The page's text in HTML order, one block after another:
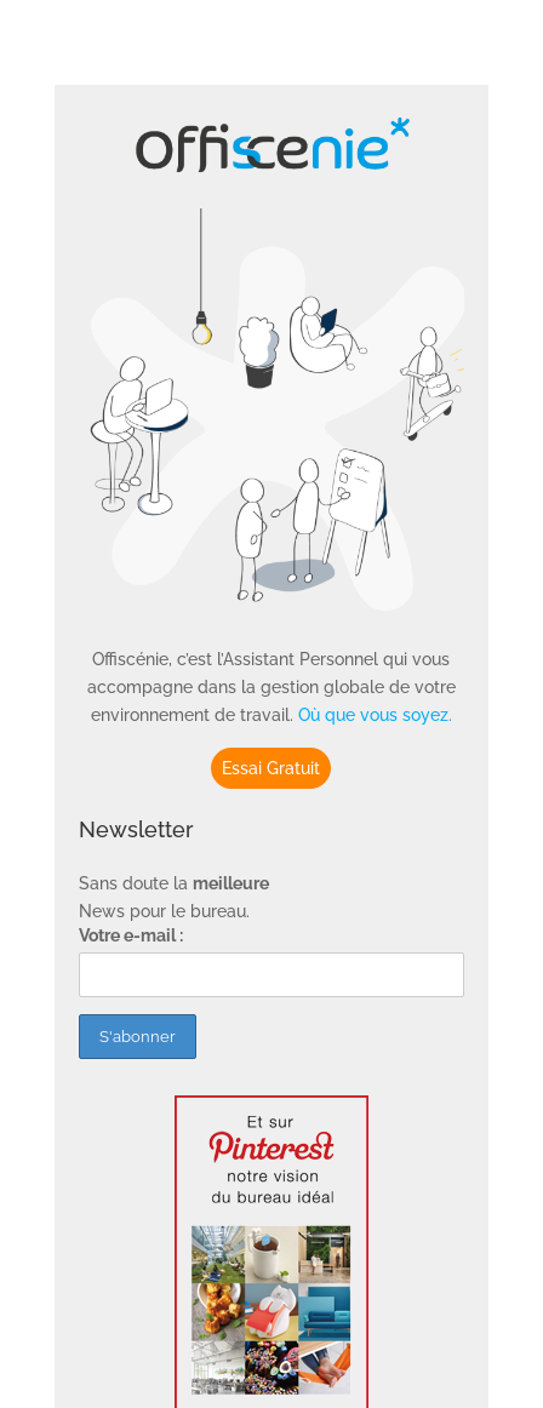
Offiscénie, c’est l’Assistant Personnel qui vous
accompagne dans la gestion globale de votre
environnement de travail. Où que vous soyez.
Essai Gratuit
Newsletter
Sans doute la meilleure
News pour le bureau.
Votre e-mail :